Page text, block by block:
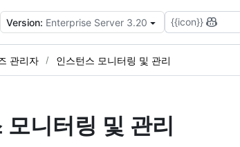
Version: Enterprise Server 3.20 {{icon}}
관리자 인스턴스 모니터링 및 관리
모니터링 및 관리